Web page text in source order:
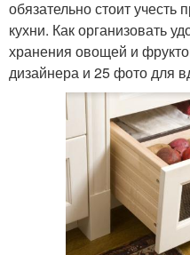
обязательно стоит
кухни. Как организовать
хранения овощей и
дизайнера и 25 фото для